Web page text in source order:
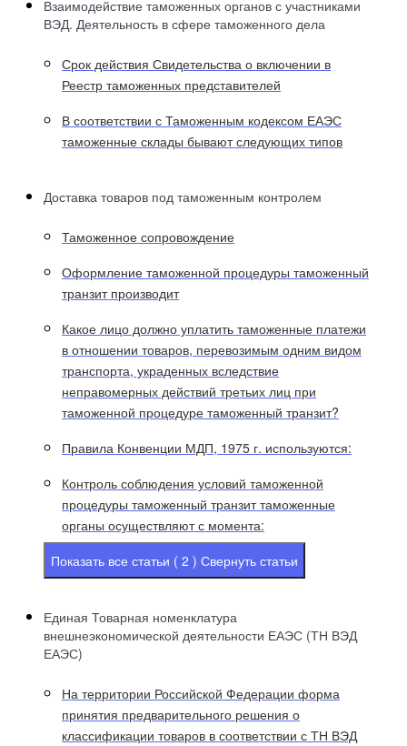
Взаимодействие таможенных органов с участниками
ВЭД. Деятельность в сфере таможенного дела
Срок действия Свидетельства о включении в
Реестр таможенных представителей
В соответствии с Таможенным кодексом ЕАЭС
таможенные склады бывают следующих типов
Доставка товаров под таможенным контролем
Таможенное сопровождение
Оформление таможенной процедуры таможенный
транзит производит
Какое лицо должно уплатить таможенные платежи
в отношении товаров, перевозимым одним видом
транспорта, украденных вследствие
неправомерных действий третьих лиц при
таможенной процедуре таможенный транзит?
Правила Конвенции МДП, 1975 г. используются:
Контроль соблюдения условий таможенной
процедуры таможенный транзит таможенные
органы осуществляют с момента:
Показать все статьи ( 2 ) Свернуть статьи
Единая Товарная номенклатура
внешнеэкономической деятельности ЕАЭС (ТН ВЭД
ЕАЭС)
На территории Российской Федерации форма
принятия предварительного решения о
классификации товаров в соответствии с ТН ВЭД